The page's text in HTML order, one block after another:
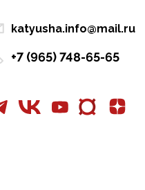
семьи и традиционных
ценностей: «Новые
люди» поднимают
электорат феминисток
мужчинами-«бабуинам
и»
katyusha.info@mail.ru
+7 (965) 748-65-65